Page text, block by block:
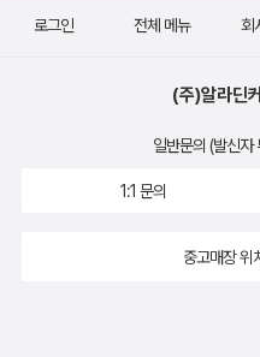
로그인 전체 메뉴 회
(주)알라딘
일반문의 (발신자
1:1 문의
중고매장 위